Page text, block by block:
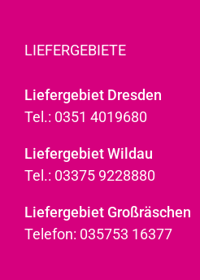
LIEFERGEBIETE
Liefergebiet Dresden
Tel.: 0351 4019680
Liefergebiet Wildau
Tel.: 03375 9228880
Liefergebiet Großräschen
Telefon: 035753 16377